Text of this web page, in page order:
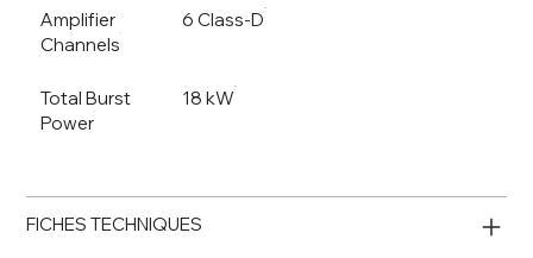
Amplifier
Channels
6 Class-D
Total Burst
Power
18 kW
FICHES TECHNIQUES